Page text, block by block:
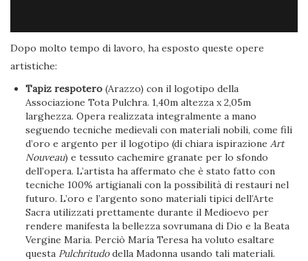
Dopo molto tempo di lavoro, ha esposto queste opere
artistiche:
Tapiz respotero (Arazzo) con il logotipo della
Associazione Tota Pulchra. 1,40m altezza x 2,05m
larghezza. Opera realizzata integralmente a mano
seguendo tecniche medievali con materiali nobili, come fili
d’oro e argento per il logotipo (di chiara ispirazioneArt
Nouveau) e tessuto cachemire granate per lo sfondo
dell’opera. L’artista ha affermato che è stato fatto con
tecniche 100% artigianali con la possibilità di restauri nel
futuro. L’oro e l’argento sono materiali tipici dell’Arte
Sacra utilizzati prettamente durante il Medioevo per
rendere manifesta la bellezza sovrumana di Dio e la Beata
Vergine Maria. Perciò María Teresa ha voluto esaltare
questa Pulchritudodella Madonna usando tali materiali.